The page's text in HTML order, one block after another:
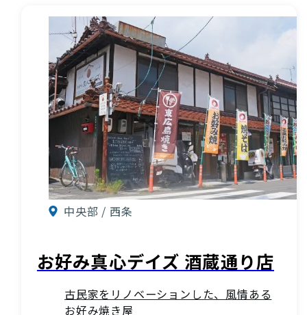
中央部 / 西条
お好み真心デイズ 酒蔵通り店
古民家をリノベーションした、風情ある
お好み焼き屋